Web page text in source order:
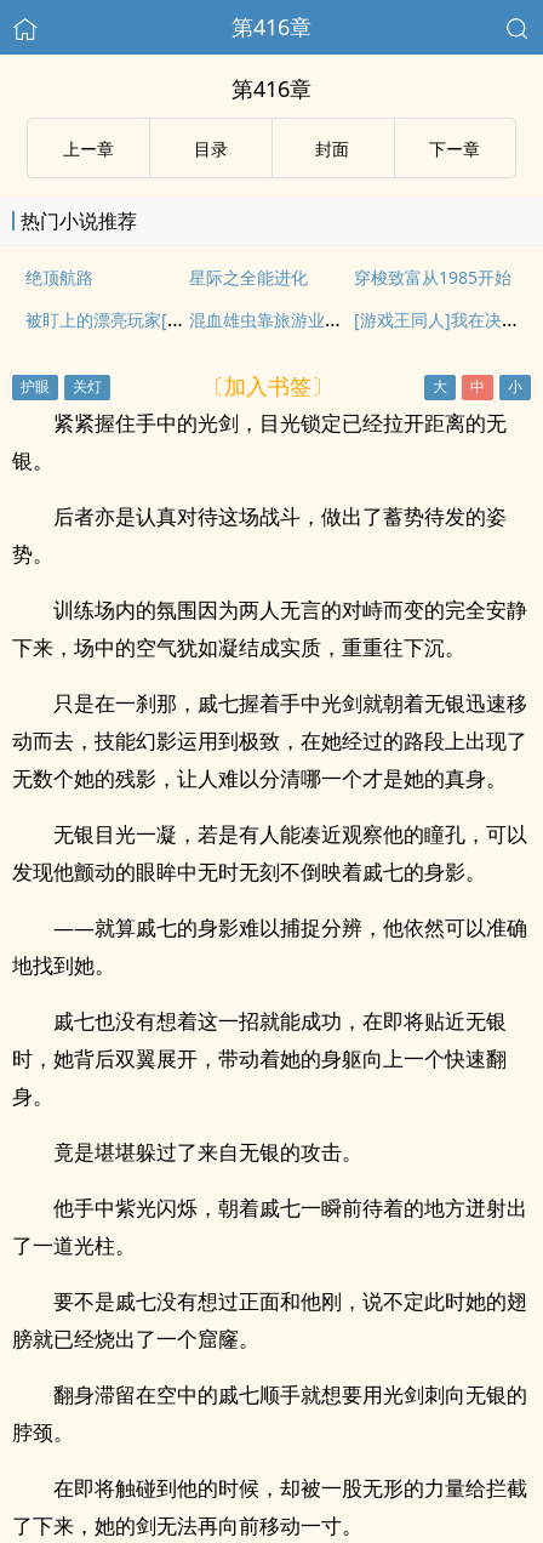
第416章
第416章
上ー章 目录 封面 下ー章
热门小说推荐
绝顶航路 星际之全能进化 穿梭致富从1985开始
被盯上的漂亮玩家[无限流] 混血雄虫靠旅游业拯救虫星 [游戏王同人]我在决斗都市玩卡牌
〔加入书签〕
紧紧握住手中的光剑，目光锁定已经拉开距离的无
银。
后者亦是认真对待这场战斗，做出了蓄势待发的姿
势。
训练场内的氛围因为两人无言的对峙而变的完全安静
下来，场中的空气犹如凝结成实质，重重往下沉。
只是在一刹那，戚七握着手中光剑就朝着无银迅速移
动而去，技能幻影运用到极致，在她经过的路段上出现了
无数个她的残影，让人难以分清哪一个才是她的真身。
无银目光一凝，若是有人能凑近观察他的瞳孔，可以
发现他颤动的眼眸中无时无刻不倒映着戚七的身影。
——就算戚七的身影难以捕捉分辨，他依然可以准确
地找到她。
戚七也没有想着这一招就能成功，在即将贴近无银
时，她背后双翼展开，带动着她的身躯向上一个快速翻
身。
竟是堪堪躲过了来自无银的攻击。
他手中紫光闪烁，朝着戚七一瞬前待着的地方迸射出
了一道光柱。
要不是戚七没有想过正面和他刚，说不定此时她的翅
膀就已经烧出了一个窟窿。
翻身滞留在空中的戚七顺手就想要用光剑刺向无银的
脖颈。
在即将触碰到他的时候，却被一股无形的力量给拦截
了下来，她的剑无法再向前移动一寸。